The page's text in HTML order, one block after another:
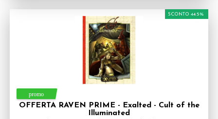
OFFERTA RAVEN PRIME - Exalted - Cult of the
Illuminated
SCONTO 44.5%